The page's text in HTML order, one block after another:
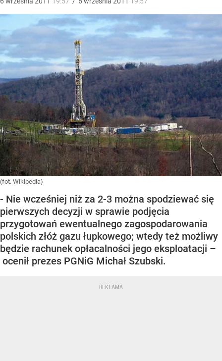
(fot. Wikipedia)
- Nie wcześniej niż za 2-3 można spodziewać się
pierwszych decyzji w sprawie podjęcia
przygotowań ewentualnego zagospodarowania
polskich złóż gazu łupkowego; wtedy też możliwy
będzie rachunek opłacalności jego eksploatacji –
ocenił prezes PGNiG Michał Szubski.